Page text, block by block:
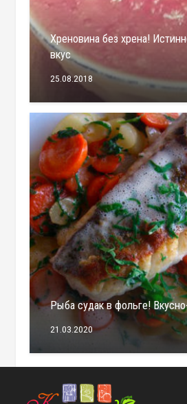
Хреновина без хрена!
вкус
25.08.2018
Рыба судак в фольге!
21.03.2020